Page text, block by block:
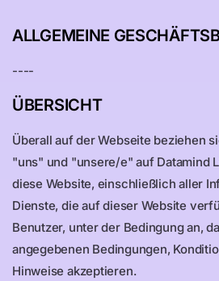
ALLGEMEINE
----
ÜBERSICHT
Überall auf der Webseite beziehen
"uns" und "unsere/e" auf Datamind
diese Website, einschließlich aller
Dienste, die auf dieser Website
Benutzer, unter der Bedingung an,
angegebenen Bedingungen,
Hinweise akzeptieren.